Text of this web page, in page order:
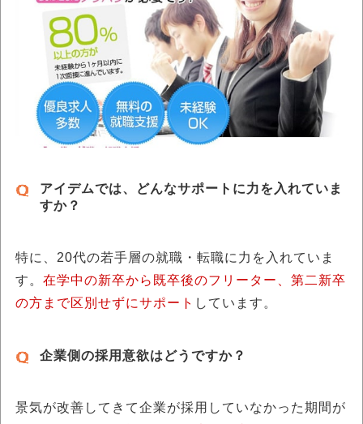
アイデムでは、どんなサポートに力を入れていま
すか？
特に、20代の若手層の就職・転職に力を入れていま
す。 在学中の新卒から既卒後のフリーター、第二新卒
の方まで区別せずにサポート しています。
企業側の採用意欲はどうですか？
景気が改善してきて企業が採用していなかった期間が